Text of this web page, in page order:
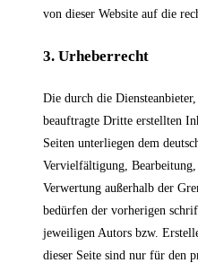
von dieser Website auf die
3. Urheberrecht
Die durch die
beauftragte Dritte erstellten
Seiten unterliegen dem
Vervielfältigung,
Verwertung außerhalb der
bedürfen der vorherigen
jeweiligen Autors bzw.
dieser Seite sind nur für den